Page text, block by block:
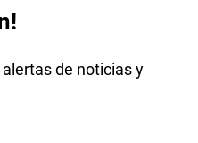
de noticias y